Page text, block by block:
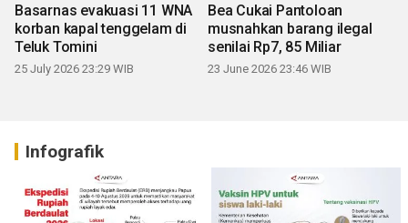
Basarnas evakuasi 11 WNA
korban kapal tenggelam di
Teluk Tomini
25 July 2026 23:29 WIB
Bea Cukai Pantoloan
musnahkan barang ilegal
senilai Rp7, 85 Miliar
23 June 2026 23:46 WIB
Infografik